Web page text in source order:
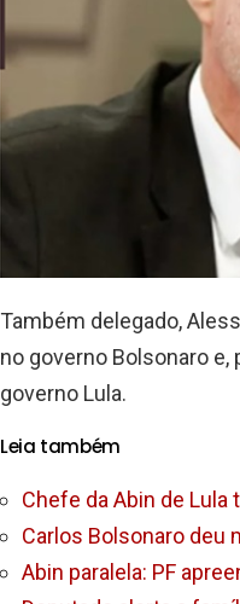
Também delegado,
no governo Bolsonaro
governo Lula.
Leia também
Chefe da Abin de
Carlos Bolsonaro deu
Abin paralela: PF